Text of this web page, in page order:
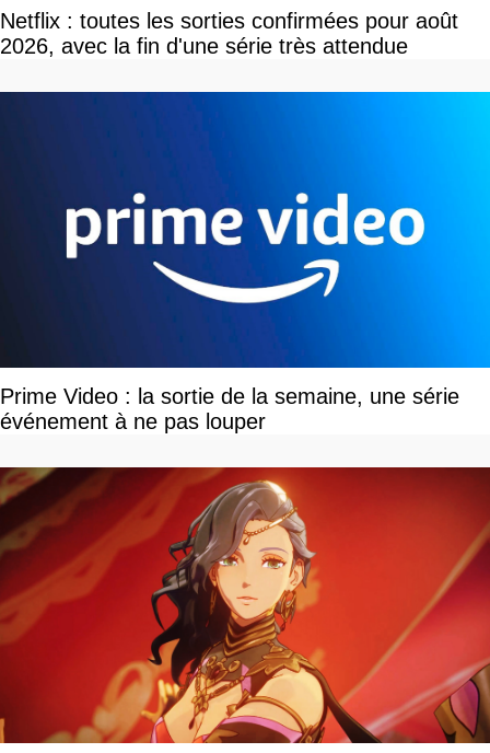
Netflix : toutes les sorties confirmées pour août
2026, avec la fin d'une série très attendue
Prime Video : la sortie de la semaine, une série
événement à ne pas louper